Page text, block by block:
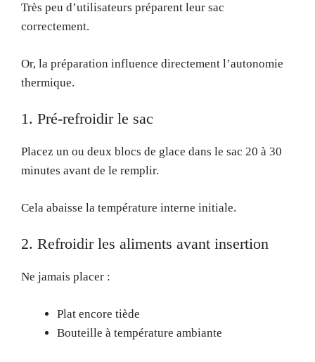
Très peu d’utilisateurs préparent leur sac
correctement.
Or, la préparation influence directement l’autonomie
thermique.
1. Pré-refroidir le sac
Placez un ou deux blocs de glace dans le sac 20 à 30
minutes avant de le remplir.
Cela abaisse la température interne initiale.
2. Refroidir les aliments avant insertion
Ne jamais placer :
Plat encore tiède
Bouteille à température ambiante